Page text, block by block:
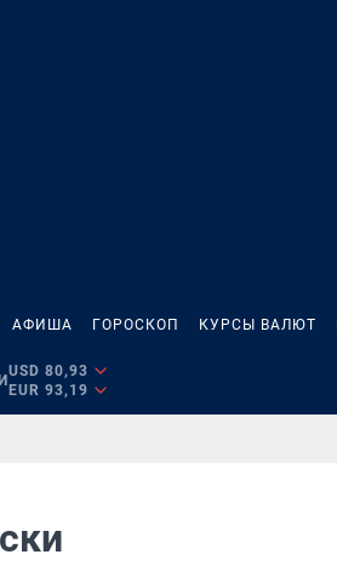
АФИША ГОРОСКОП КУРСЫ ВАЛЮТ
USD 80,93
EUR 93,19